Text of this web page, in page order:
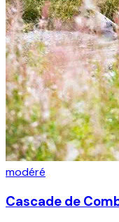
modéré
Cascade de